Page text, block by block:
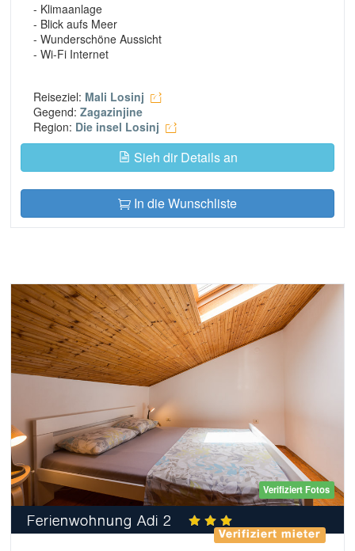
- Klimaanlage
- Blick aufs Meer
- Wunderschöne Aussicht
- Wi-Fi Internet
Reiseziel: Mali Losinj
Gegend: Zagazinjine
Region: Die insel Losinj
Sieh dir Details an
In die Wunschliste
Verifiziert Fotos
Ferienwohnung Adi 2
Verifiziert mieter